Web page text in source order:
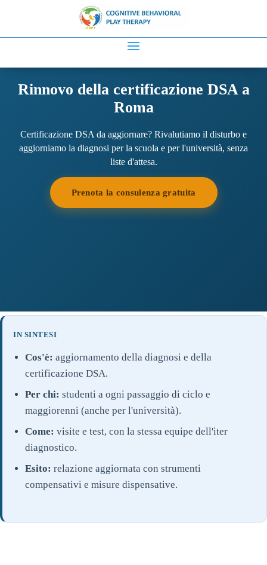
Rinnovo della certificazione DSA a
Roma
Certificazione DSA da aggiornare? Rivalutiamo il disturbo e
aggiorniamo la diagnosi per la scuola e per l'università, senza
liste d'attesa.
Prenota la consulenza gratuita
IN SINTESI
Cos'è: aggiornamento della diagnosi e della
certificazione DSA.
Per chi: studenti a ogni passaggio di ciclo e
maggiorenni (anche per l'università).
Come: visite e test, con la stessa equipe dell'iter
diagnostico.
Esito: relazione aggiornata con strumenti
compensativi e misure dispensative.